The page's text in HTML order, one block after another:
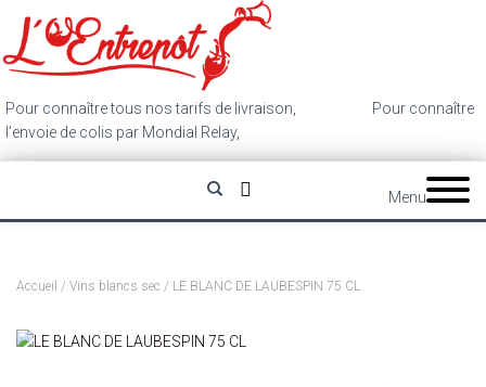
Pour connaître tous nos tarifs de livraison,
Pour connaître
l’envoie de colis par Mondial Relay,
Menu
Accueil / Vins blancs sec / LE BLANC DE LAUBESPIN 75 CL